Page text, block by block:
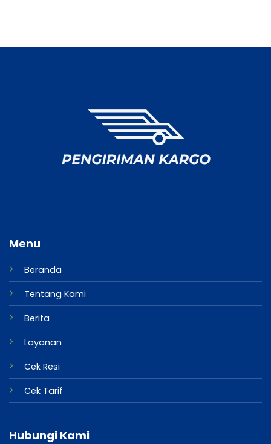
Menu
Beranda
Tentang Kami
Berita
Layanan
Cek Resi
Cek Tarif
Hubungi Kami